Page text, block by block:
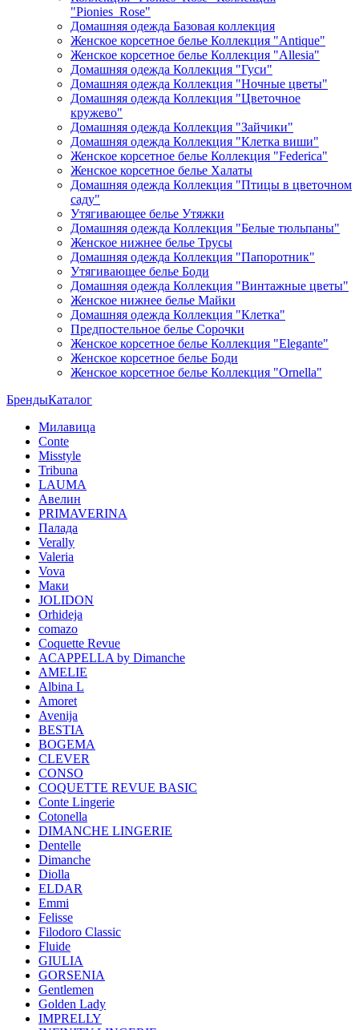
"Pionies_Rose"
Домашняя одежда Базовая коллекция
Женское корсетное белье Коллекция "Antique"
Женское корсетное белье Коллекция "Allesia"
Домашняя одежда Коллекция "Гуси"
Домашняя одежда Коллекция "Ночные цветы"
Домашняя одежда Коллекция "Цветочное
кружево"
Домашняя одежда Коллекция "Зайчики"
Домашняя одежда Коллекция "Клетка виши"
Женское корсетное белье Коллекция "Federica"
Женское корсетное белье Халаты
Домашняя одежда Коллекция "Птицы в цветочном
саду"
Утягивающее белье Утяжки
Домашняя одежда Коллекция "Белые тюльпаны"
Женское нижнее белье Трусы
Домашняя одежда Коллекция "Папоротник"
Утягивающее белье Боди
Домашняя одежда Коллекция "Винтажные цветы"
Женское нижнее белье Майки
Домашняя одежда Коллекция "Клетка"
Предпостельное белье Сорочки
Женское корсетное белье Коллекция "Elegante"
Женское корсетное белье Боди
Женское корсетное белье Коллекция "Ornella"
БрендыКаталог
Милавица
Conte
Misstyle
Tribuna
LAUMA
Авелин
PRIMAVERINA
Палада
Verally
Valeria
Vova
Маки
JOLIDON
Orhideja
comazo
Coquette Revue
ACAPPELLA by Dimanche
AMELIE
Albina L
Amoret
Avenija
BESTIA
BOGEMA
CLEVER
CONSO
COQUETTE REVUE BASIC
Conte Lingerie
Cotonella
DIMANCHE LINGERIE
Dentelle
Dimanche
Diolla
ELDAR
Emmi
Felisse
Filodoro Classic
Fluide
GIULIA
GORSENIA
Gentlemen
Golden Lady
IMPRELLY